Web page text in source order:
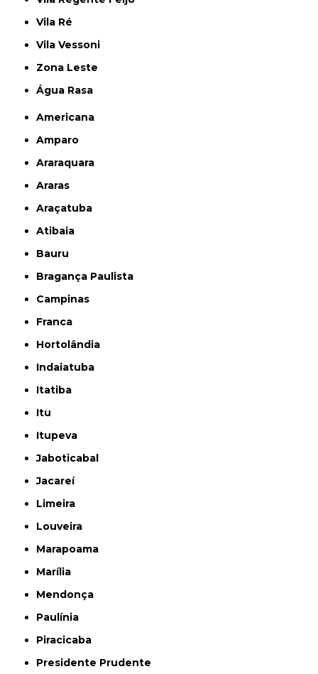
Vila Ré
Vila Vessoni
Zona Leste
Água Rasa
Americana
Amparo
Araraquara
Araras
Araçatuba
Atibaia
Bauru
Bragança Paulista
Campinas
Franca
Hortolândia
Indaiatuba
Itatiba
Itu
Itupeva
Jaboticabal
Jacareí
Limeira
Louveira
Marapoama
Marília
Mendonça
Paulínia
Piracicaba
Presidente Prudente